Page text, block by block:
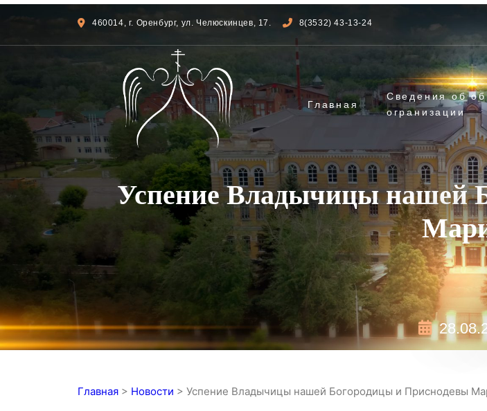
460014, г. Оренбург, ул. Челюскинцев, 17. 8(3532) 43-13-24
Главная
Сведения об
огранизации
Успение Владычицы нашей
Главная > Новости > Успение Владычицы нашей Богородицы и Приснодевы